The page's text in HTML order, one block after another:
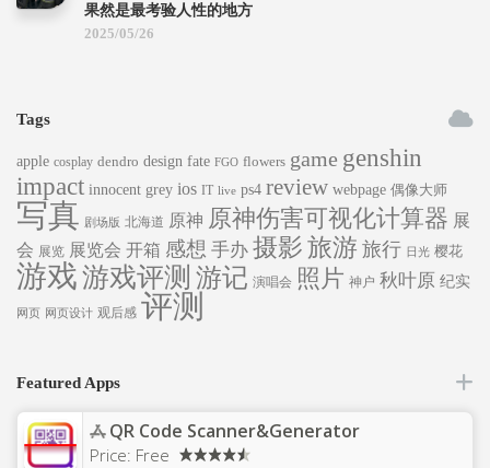
果然是最考验人性的地方
2025/05/26
Tags
apple cosplay dendro design fate FGO flowers game genshin
impact innocent grey ios IT live ps4 review webpage 偶像大师
写真 剧场版 北海道 原神 原神伤害可视化计算器 展
会 展览 展览会 开箱 感想 手办 摄影 旅游 旅行 日光 樱花
游戏游戏评测 游记 演唱会 照片 神户 秋叶原 纪实
网页 网页设计 观后感 评测
Featured Apps
QR Code Scanner&Generator
Price: Free